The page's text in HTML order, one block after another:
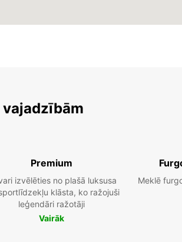
Premium
izvēlēties no plašā luksusa
klāsta, ko ražojuši
leģendāri ražotāji
Vairāk
Meklē